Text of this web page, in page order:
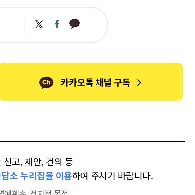
트
위
페
이
카
카
신고, 제안, 건의 등
소 누리집을 이용하여 주시기 바랍니다.